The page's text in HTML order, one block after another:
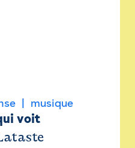
musique
voit